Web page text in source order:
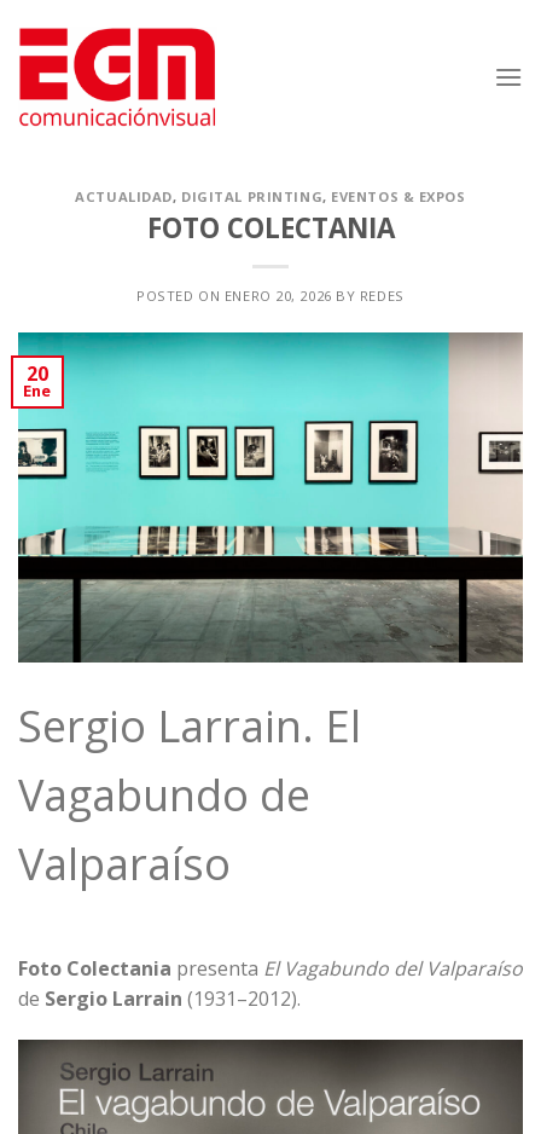
contenido
ACTUALIDAD, DIGITAL PRINTING, EVENTOS & EXPOS
FOTO COLECTANIA
POSTED ON ENERO 20, 2026 BY REDES
20
Ene
Sergio Larrain. El
Vagabundo de
Valparaíso
Foto Colectania presenta El Vagabundo del Valparaíso
de Sergio Larrain (1931–2012).